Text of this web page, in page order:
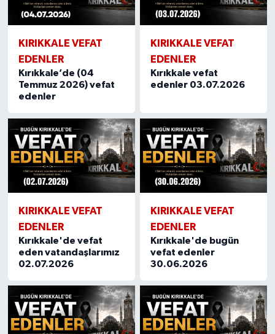
KIRIKKALE VEFAT
EDENLER
Kırıkkale’de (04
Temmuz 2026) vefat
edenler
KIRIKKALE VEFAT
EDENLER
Kırıkkale vefat
edenler 03.07.2026
KIRIKKALE VEFAT
EDENLER
Kırıkkale'de vefat
eden vatandaşlarımız
02.07.2026
KIRIKKALE VEFAT
EDENLER
Kırıkkale'de bugün
vefat edenler
30.06.2026